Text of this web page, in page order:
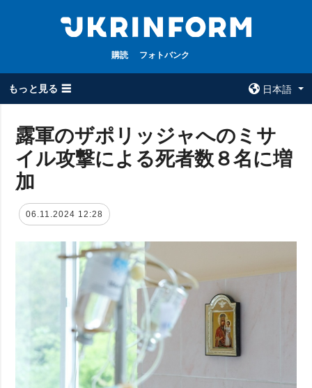
購読 フォトバンク
もっと見る ☰
日本語
全てのトピック
政治
経済・復興
社会・文化
スポーツ
犯罪
事故・緊急事態
ウクルインフォ
ルム
露軍のザポリッジャへのミサ
イル攻撃による死者数８名に増
加
06.11.2024 12:28